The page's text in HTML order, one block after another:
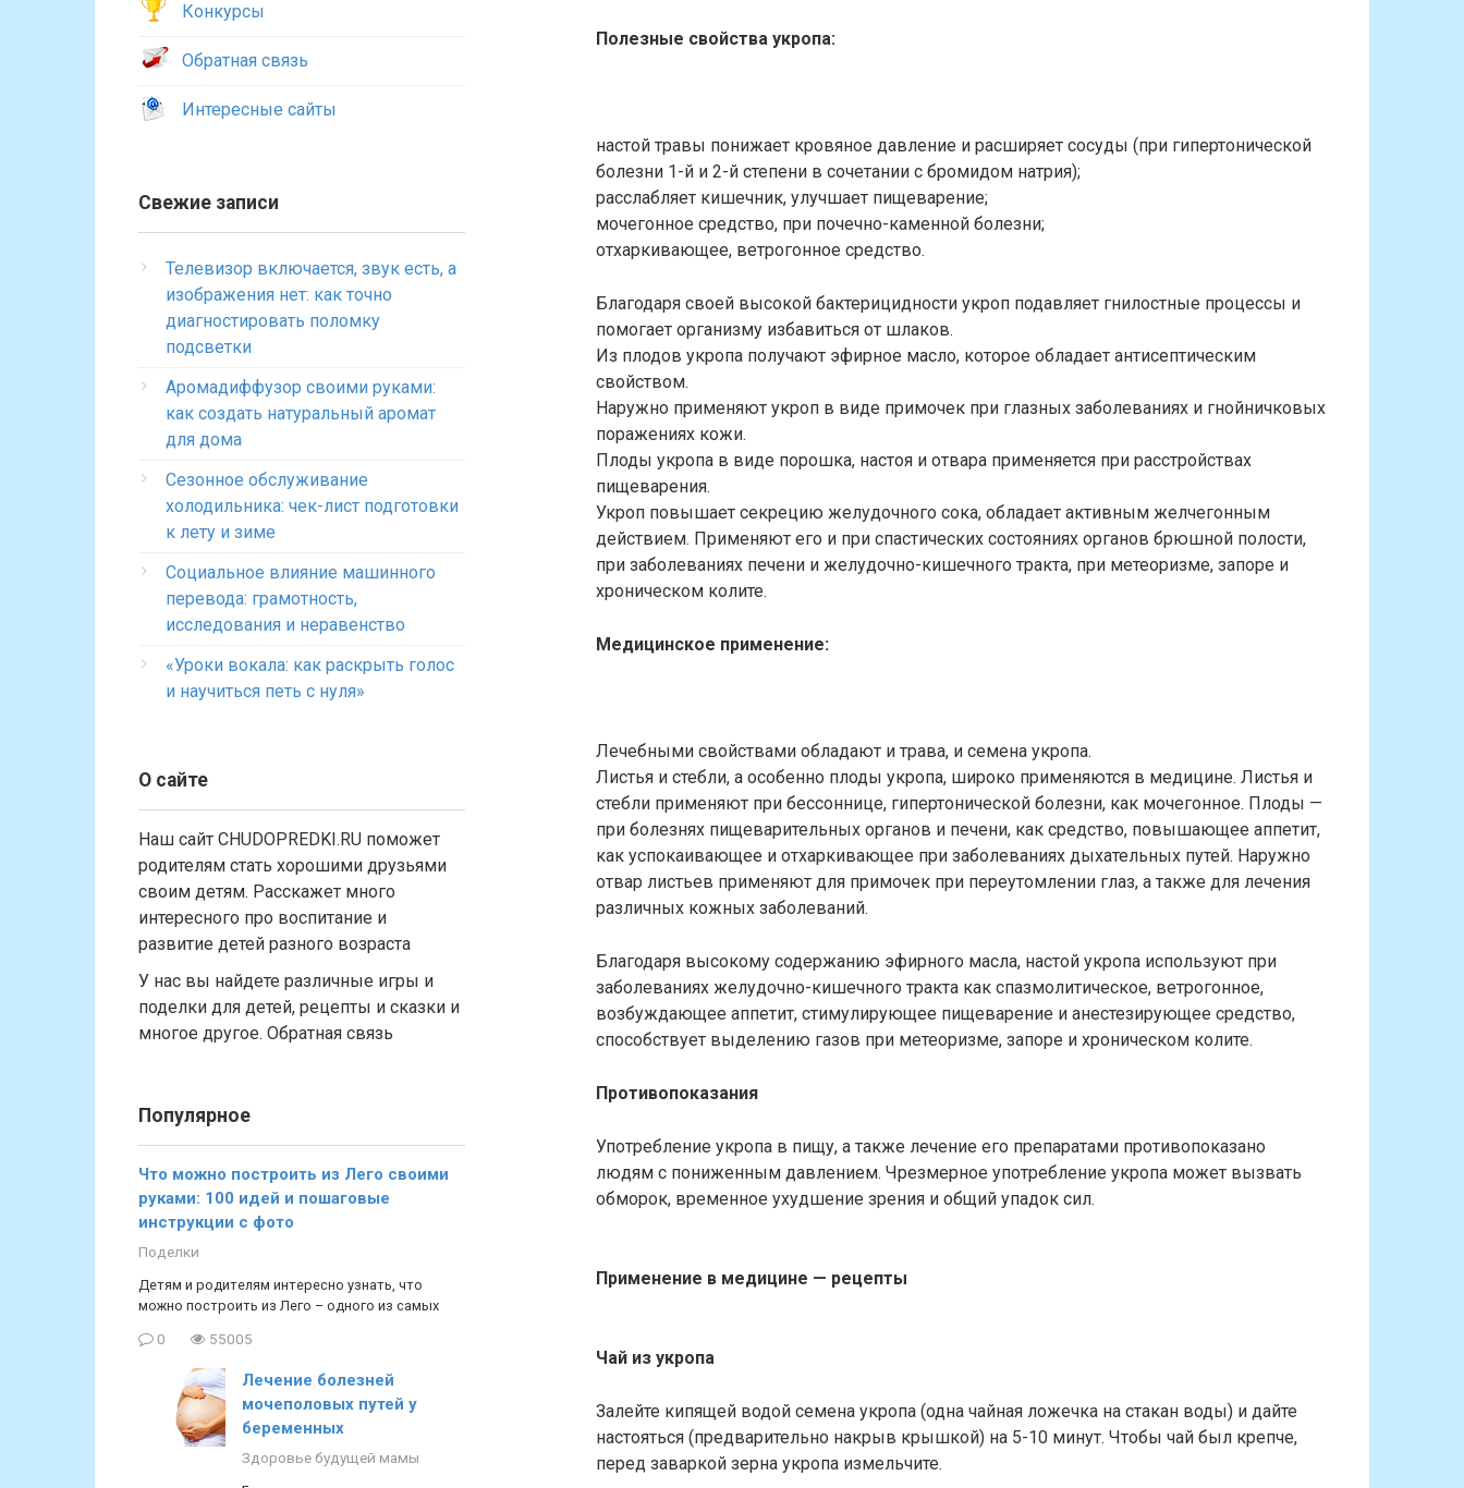
Полезные свойства укропа:
настой травы понижает кровяное давление и расширяет сосуды (при гипертонической
болезни 1-й и 2-й степени в сочетании с бромидом натрия);
расслабляет кишечник, улучшает пищеварение;
мочегонное средство, при почечно-каменной болезни;
отхаркивающее, ветрогонное средство.
Благодаря своей высокой бактерицидности укроп подавляет гнилостные процессы и
помогает организму избавиться от шлаков.
Из плодов укропа получают эфирное масло, которое обладает антисептическим
свойством.
Наружно применяют укроп в виде примочек при глазных заболеваниях и гнойничковых
поражениях кожи.
Плоды укропа в виде порошка, настоя и отвара применяется при расстройствах
пищеварения.
Укроп повышает секрецию желудочного сока, обладает активным желчегонным
действием. Применяют его и при спастических состояниях органов брюшной полости,
при заболеваниях печени и желудочно-кишечного тракта, при метеоризме, запоре и
хроническом колите.
Медицинское применение:
Лечебными свойствами обладают и трава, и семена укропа.
Листья и стебли, а особенно плоды укропа, широко применяются в медицине. Листья и
стебли применяют при бессоннице, гипертонической болезни, как мочегонное. Плоды —
при болезнях пищеварительных органов и печени, как средство, повышающее аппетит,
как успокаивающее и отхаркивающее при заболеваниях дыхательных путей. Наружно
отвар листьев применяют для примочек при переутомлении глаз, а также для лечения
различных кожных заболеваний.
Благодаря высокому содержанию эфирного масла, настой укропа используют при
заболеваниях желудочно-кишечного тракта как спазмолитическое, ветрогонное,
возбуждающее аппетит, стимулирующее пищеварение и анестезирующее средство,
способствует выделению газов при метеоризме, запоре и хроническом колите.
Противопоказания
Употребление укропа в пищу, а также лечение его препаратами противопоказано
людям с пониженным давлением. Чрезмерное употребление укропа может вызвать
обморок, временное ухудшение зрения и общий упадок сил.
Применение в медицине — рецепты
Чай из укропа
Залейте кипящей водой семена укропа (одна чайная ложечка на стакан воды) и дайте
настояться (предварительно накрыв крышкой) на 5-10 минут. Чтобы чай был крепче,
перед заваркой зерна укропа измельчите.
Конкурсы
Обратная связь
Интересные сайты
Свежие записи
Телевизор включается, звук есть, а
изображения нет: как точно
диагностировать поломку
подсветки
Аромадиффузор своими руками:
как создать натуральный аромат
для дома
Сезонное обслуживание
холодильника: чек-лист подготовки
к лету и зиме
Социальное влияние машинного
перевода: грамотность,
исследования и неравенство
«Уроки вокала: как раскрыть голос
и научиться петь с нуля»
О сайте
Наш сайт CHUDOPREDKI.RU поможет
родителям стать хорошими друзьями
своим детям. Расскажет много
интересного про воспитание и
развитие детей разного возраста
У нас вы найдете различные игры и
поделки для детей, рецепты и сказки и
многое другое. Обратная связь
Популярное
Что можно построить из Лего своими
руками: 100 идей и пошаговые
инструкции с фото
Поделки
Детям и родителям интересно узнать, что
можно построить из Лего – одного из самых
0 55005
Лечение болезней
мочеполовых путей у
беременных
Здоровье будущей мамы